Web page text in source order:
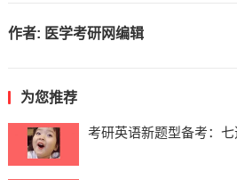
作者: 医学考研网编辑
为您推荐
考研英语新题型备考：